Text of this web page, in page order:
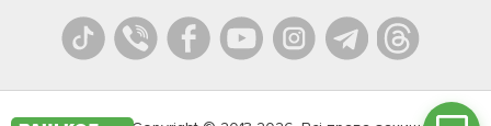
Онлайн чат